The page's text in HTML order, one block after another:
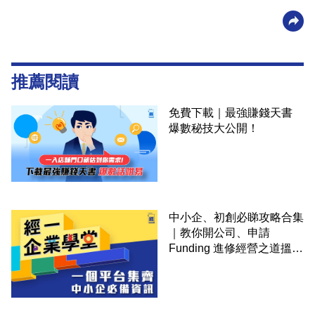
推薦閱讀
免費下載｜最強賺錢天書
爆數秘技大公開！
中小企、初創必睇攻略合集
｜教你開公司、申請
Funding 進修經營之道搵大